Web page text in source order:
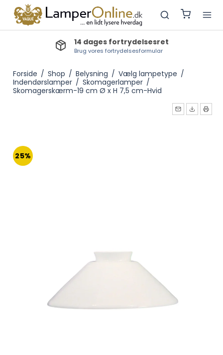
14 dages fortrydelsesret
Brug vores fortrydelsesformular
Forside / Shop / Belysning / Vælg lampetype /
Indendørslamper / Skomagerlamper /
Skomagerskærm-19 cm Ø x H 7,5 cm-Hvid
25%